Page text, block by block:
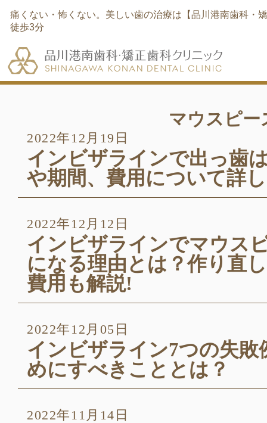
痛くない・怖くない。美しい歯の治療は【品川港南歯科・
徒歩3分
マウスピー
2022年12月19日
インビザラインで出っ歯
や期間、費用について詳
2022年12月12日
インビザラインでマウス
になる理由とは？作り直
費用も解説!
2022年12月05日
インビザライン7つの失敗
めにすべきこととは？
2022年11月14日